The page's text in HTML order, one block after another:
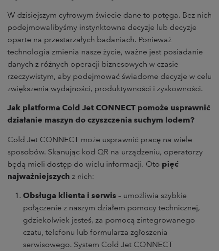
W dzisiejszym cyfrowym świecie dane to potęga. Bez nich
podejmowalibyśmy instynktowne decyzje lub decyzje
oparte na przestarzałych badaniach. Ponieważ
technologia zmienia nasze życie, ważne jest posiadanie
danych z różnych operacji biznesowych w czasie
rzeczywistym, aby podejmować świadome decyzje w celu
zwiększenia wydajności, produktywności i zyskowności.
Jak platforma Cold Jet CONNECT pomoże usprawnić
działanie maszyn do czyszczenia suchym lodem?
Cold Jet CONNECT może usprawnić pracę na wiele
sposobów. Skanując kod QR na urządzeniu, operatorzy
będą mieli dostęp do wielu informacji. Oto pięć
najważniejszych z nich:
Obsługa klienta i serwis – umożliwia szybkie
połączenie z naszym działem pomocy technicznej,
gdziekolwiek jesteś, za pomocą zintegrowanego
czatu, telefonu lub formularza zgłoszenia
serwisowego. System Cold Jet CONNECT